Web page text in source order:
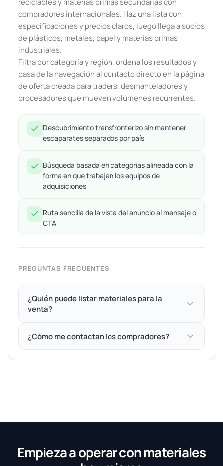
compradores internacionales. Haz una lista con
especificaciones y precios claros, luego llega a socios
de plásticos, metales, papel y materias primas
industriales.
Filtra por categoría y región, ordena los resultados y
pasa de la navegación al contacto directo en la página
de oferta creada para traders, desmanteladores y
procesadores que mueven volúmenes recurrentes.
Descubrimiento transfronterizo sin mantener
escaparates separados por país
Búsqueda basada en categorías alineada con la
forma en que trabajan los equipos de
adquisiciones
Ruta sencilla de la vista del anuncio al mensaje o
CTA
PREGUNTAS FRECUENTES
¿Quién puede listar materiales para la
venta?
¿Cómo me contactan los compradores?
Empieza a operar con materiales